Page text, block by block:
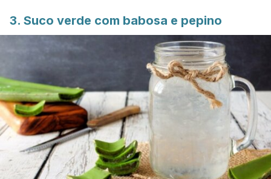
3. Suco verde com babosa e pepino